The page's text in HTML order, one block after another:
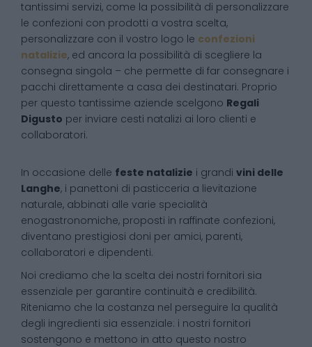
tantissimi servizi, come la possibilità di personalizzare
le confezioni con prodotti a vostra scelta,
personalizzare con il vostro logo le confezioni
natalizie, ed ancora la possibilità di scegliere la
consegna singola – che permette di far consegnare i
pacchi direttamente a casa dei destinatari. Proprio
per questo tantissime aziende scelgono Regali
Digusto per inviare cesti natalizi ai loro clienti e
collaboratori.
In occasione delle feste natalizie i grandi vini delle
Langhe, i panettoni di pasticceria a lievitazione
naturale, abbinati alle varie specialità
enogastronomiche, proposti in raffinate confezioni,
diventano prestigiosi doni per amici, parenti,
collaboratori e dipendenti.
Noi crediamo che la scelta dei nostri fornitori sia
essenziale per garantire continuità e credibilità.
Riteniamo che la costanza nel perseguire la qualità
degli ingredienti sia essenziale: i nostri fornitori
sostengono e mettono in atto questo nostro